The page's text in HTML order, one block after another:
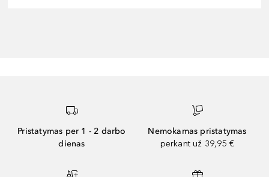
Pristatymas per 1 - 2 darbo
dienas
Nemokamas pristatymas
perkant už 39,95 €